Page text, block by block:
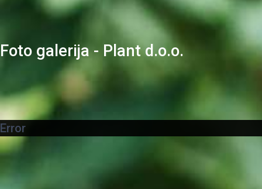
Foto galerija - Plant d.o.o.
Error